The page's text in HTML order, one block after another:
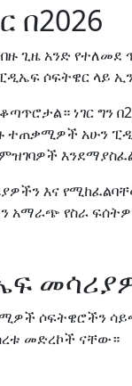
በ2026
ጊዜ አንድ የተለመደ
ሶፍትዌር ላይ
ነገር ግን
ተጠቃሚዎች አሁን
እና
አማራጭ የስራ
ሶፍትዌሮችን
መድረኮች ናቸው።